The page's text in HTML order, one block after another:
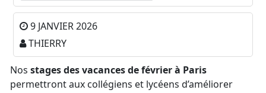
9 JANVIER 2026
THIERRY
Nos stages des vacances de février à Paris
permettront aux collégiens et lycéens d’améliorer